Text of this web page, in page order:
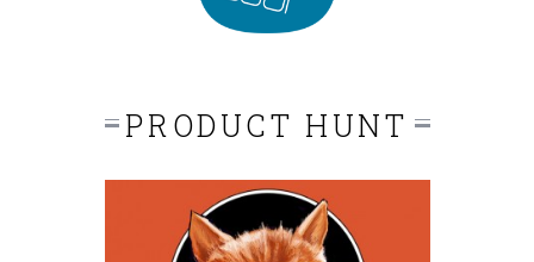
PRODUCT HUNT